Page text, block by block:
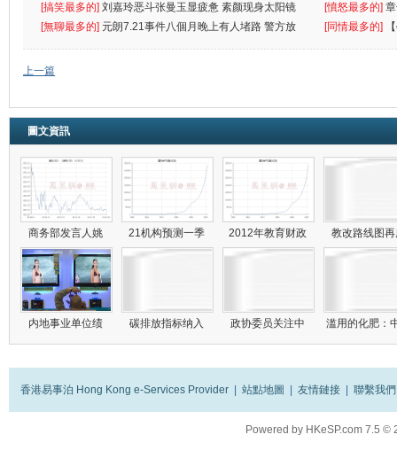
罪
[搞笑最多的] 刘嘉玲恶斗张曼玉显疲惫 素颜现身太阳镜
遮
[憤怒最多的]
[無聊最多的] 元朗7.21事件八個月晚上有人堵路 警方放
催
[同情最多的]
敗
上一篇
圖文資訊
商务部发言人姚 21机构预测一季 2012年教育财政 教改路线图
内地事业单位绩 碳排放指标纳入 政协委员关注中 滥用的化肥：
香港易事泊 Hong Kong e-Services Provider 站點地圖 友情鏈接 聯繫我們
Powered by HKeSP.com 7.5 ©